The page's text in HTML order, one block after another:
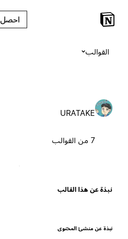
احصل على Notion مجاناً
القوالب
URATAKE
عن هذا القالب
عن منشئ المحتوى